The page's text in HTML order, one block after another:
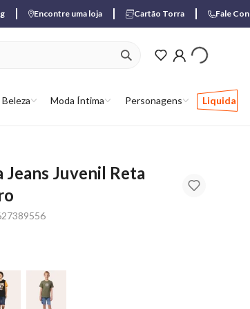
Encontre uma loja Cartão Torra Fale
Beleza Moda Íntima Personagens Liquida
ver produtos
Jeans Juvenil Reta